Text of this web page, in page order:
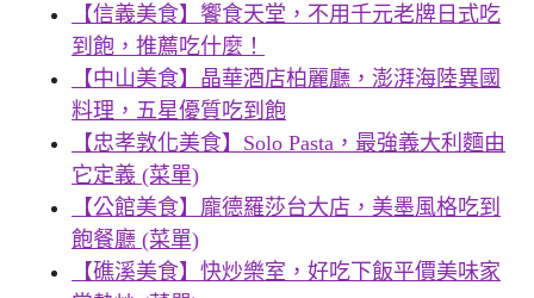
【信義美食】饗食天堂，不用千元老牌日式吃
到飽，推薦吃什麼！
【中山美食】晶華酒店柏麗廳，澎湃海陸異國
料理，五星優質吃到飽
【忠孝敦化美食】Solo Pasta，最強義大利麵由
它定義 (菜單)
【公館美食】龐德羅莎台大店，美墨風格吃到
飽餐廳 (菜單)
【礁溪美食】快炒樂室，好吃下飯平價美味家